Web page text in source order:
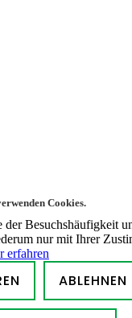
Cookies.
Besuchshäufigkeit
nur mit Ihrer
erfahren
ABLEHNEN